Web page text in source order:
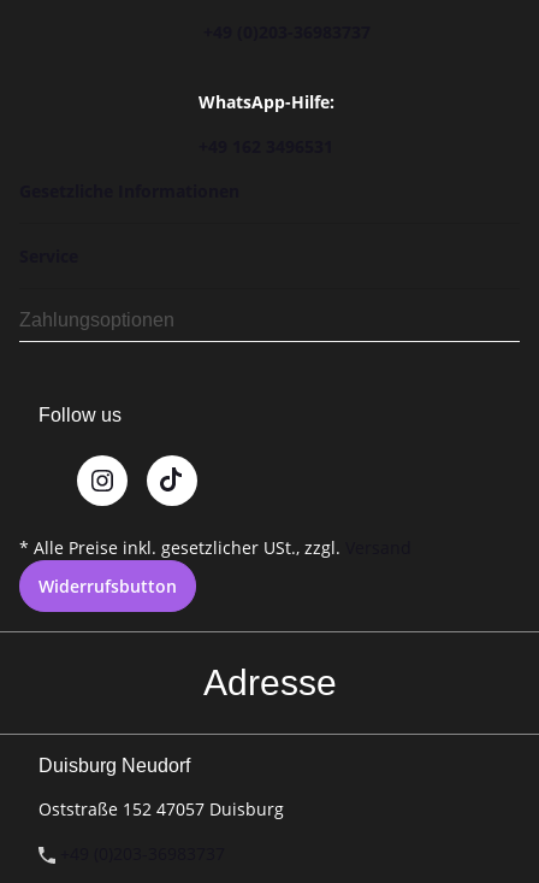
WhatsApp-Hilfe:
Zahlungsoptionen
Follow us
* Alle Preise inkl. gesetzlicher USt., zzgl.
Widerrufsbutton
Adresse
Duisburg Neudorf
Oststraße 152 47057 Duisburg